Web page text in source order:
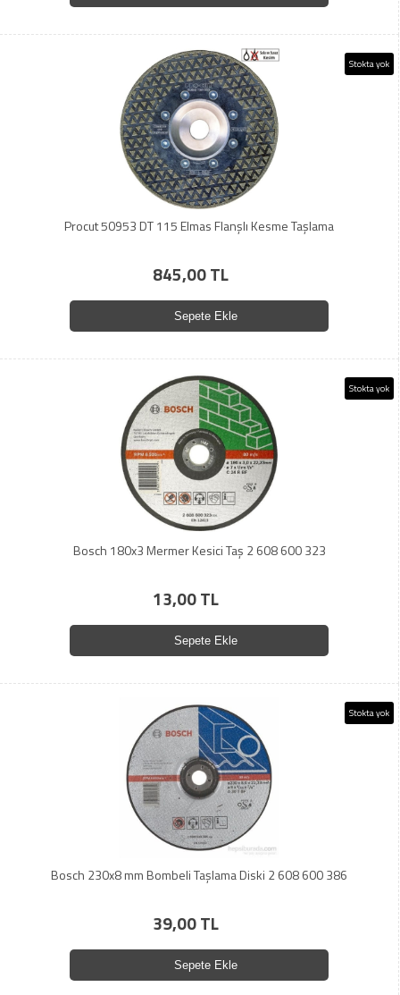
Stokta yok
Procut 50953 DT 115 Elmas Flanşlı Kesme Taşlama
845,00 TL
Sepete Ekle
Stokta yok
Bosch 180x3 Mermer Kesici Taş 2 608 600 323
13,00 TL
Sepete Ekle
Stokta yok
Bosch 230x8 mm Bombeli Taşlama Diski 2 608 600 386
39,00 TL
Sepete Ekle